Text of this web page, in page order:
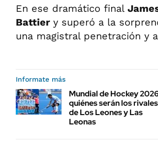
En ese dramático final
Battier y superó a la
una magistral penetración y
Informate más
Mundial de Hockey
quiénes serán los rivales
de Los Leones y Las
Leonas